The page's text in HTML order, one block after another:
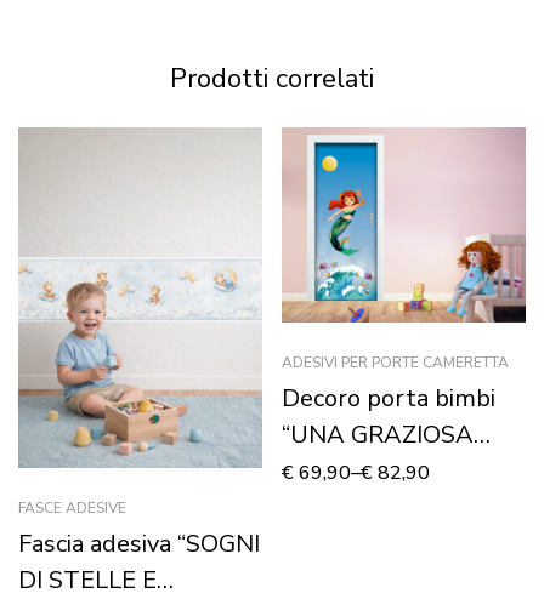
Prodotti correlati
FASCE ADESIVE
Fascia adesiva “SOGNI
DI STELLE E
ADESIVI PER PORTE CAMERETTA
Decoro porta bimbi
“UNA GRAZIOSA
SIRENETTA”
€69,90–€82,90